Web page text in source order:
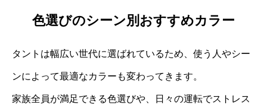
色選びのシーン別おすすめカラー
タントは幅広い世代に選ばれているため、使う人やシー
ンによって最適なカラーも変わってきます。
家族全員が満足できる色選びや、日々の運転でストレス